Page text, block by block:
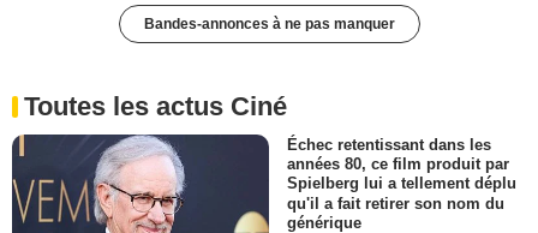
Bandes-annonces à ne pas manquer
Toutes les actus Ciné
Échec retentissant dans les
années 80, ce film produit par
Spielberg lui a tellement déplu
qu'il a fait retirer son nom du
générique